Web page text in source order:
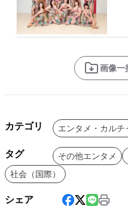
画像一
カテゴリ エンタメ・カルチ
タグ その他エンタメ
社会（国際）
シェア